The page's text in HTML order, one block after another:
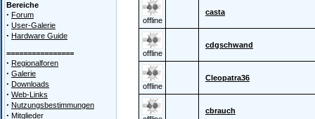
Bereiche
· Forum
· User-Galerie
· Hardware Guide
================
· Regionalforen
· Galerie
· Downloads
· Web-Links
· Nutzungsbestimmungen
· Mitglieder
offline
casta
offline
cdgschwand
offline
Cleopatra36
cbrauch